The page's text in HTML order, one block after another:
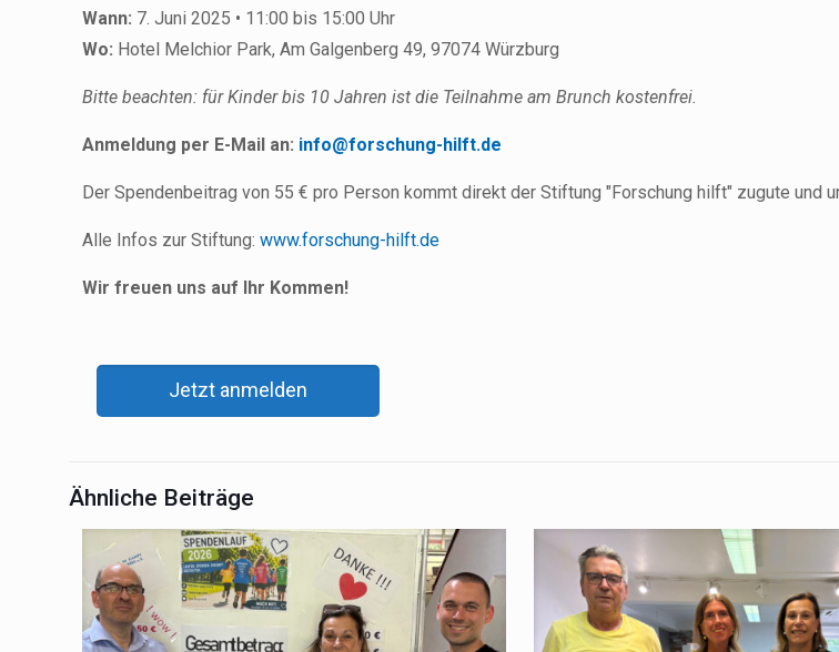
Wann: 7. Juni 2025 • 11:00 bis 15:00 Uhr
Wo: Hotel Melchior Park, Am Galgenberg 49, 97074 Würzburg
Bitte beachten: für Kinder bis 10 Jahren ist die Teilnahme am Brunch kostenfrei.
Anmeldung per E-Mail an: info@forschung-hilft.de
Der Spendenbeitrag von 55 € pro Person kommt direkt der Stiftung "Forschung hilft" zugute und
Alle Infos zur Stiftung:www.forschung-hilft.de
Wir freuen uns auf Ihr Kommen!
Jetzt anmelden
Ähnliche Beiträge